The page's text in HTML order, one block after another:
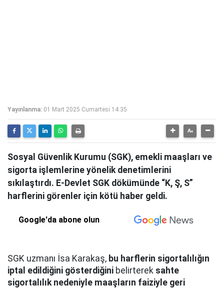
Yayınlanma: 01 Mart 2025 Cumartesi 14:35
Sosyal Güvenlik Kurumu (SGK), emekli maaşları ve
sigorta işlemlerine yönelik denetimlerini
sıkılaştırdı. E-Devlet SGK dökümünde “K, Ş, S”
harflerini görenler için kötü haber geldi.
Google'da abone olun
SGK uzmanı İsa Karakaş, bu harflerin sigortalılığın
iptal edildiğini gösterdiğini belirterek sahte
sigortalılık nedeniyle maaşların faiziyle geri